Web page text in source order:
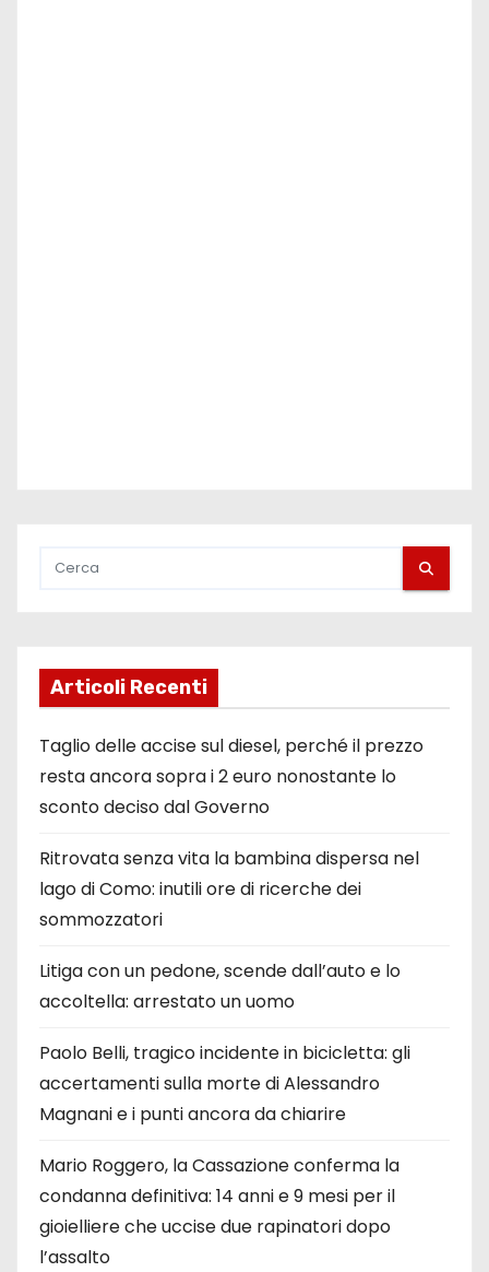
Articoli Recenti
Taglio delle accise sul diesel, perché il prezzo
resta ancora sopra i 2 euro nonostante lo
sconto deciso dal Governo
Ritrovata senza vita la bambina dispersa nel
lago di Como: inutili ore di ricerche dei
sommozzatori
Litiga con un pedone, scende dall’auto e lo
accoltella: arrestato un uomo
Paolo Belli, tragico incidente in bicicletta: gli
accertamenti sulla morte di Alessandro
Magnani e i punti ancora da chiarire
Mario Roggero, la Cassazione conferma la
condanna definitiva: 14 anni e 9 mesi per il
gioielliere che uccise due rapinatori dopo
l’assalto